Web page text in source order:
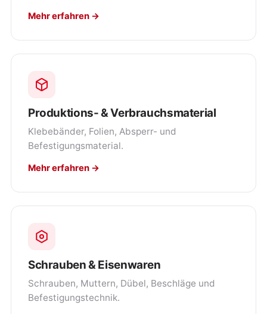
Mehr erfahren →
Produktions- & Verbrauchsmaterial
Klebebänder, Folien, Absperr- und
Befestigungsmaterial.
Mehr erfahren →
Schrauben & Eisenwaren
Schrauben, Muttern, Dübel, Beschläge und
Befestigungstechnik.